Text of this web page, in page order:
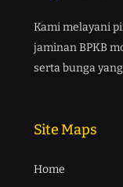
Kami melayani
jaminan BPKB
serta bunga
Site Maps
Home